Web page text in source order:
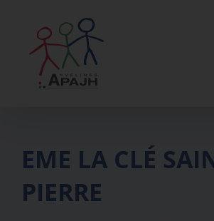
content
EME LA CLÉ
PIERRE